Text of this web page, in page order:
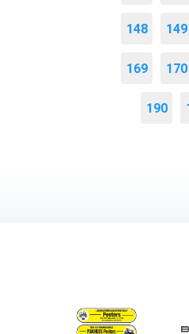
148 149
169 170
190